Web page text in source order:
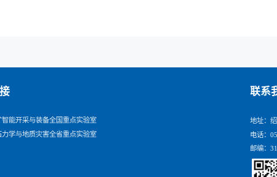
智能开采与装备全国重点实验室
力学与地质灾害全省重点实验室
联系
地址：
电话：
邮编：